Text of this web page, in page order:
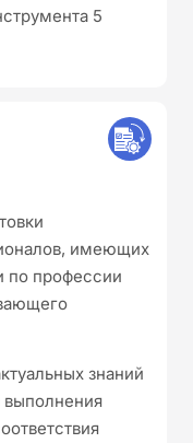
5
имеющих
по профессии
знаний